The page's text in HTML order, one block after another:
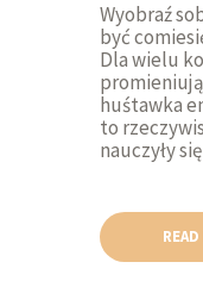
Wyobraź
być
Dla wielu
huśtawka
to
nauczyły